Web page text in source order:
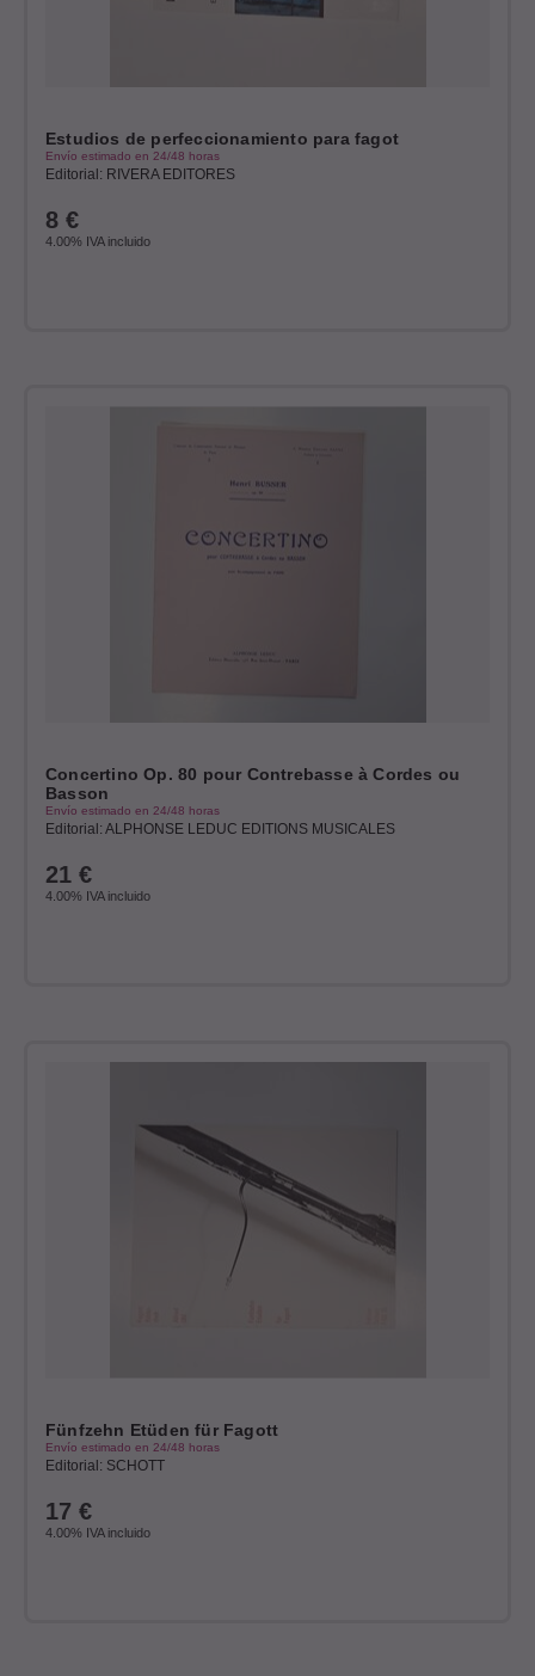
Estudios de perfeccionamiento para fagot
Envío estimado en 24/48 horas
Editorial: RIVERA EDITORES
8 €
4.00% IVA incluido
Concertino Op. 80 pour Contrebasse à Cordes ou
Basson
Envío estimado en 24/48 horas
Editorial: ALPHONSE LEDUC EDITIONS MUSICALES
21 €
4.00% IVA incluido
Fünfzehn Etüden für Fagott
Envío estimado en 24/48 horas
Editorial: SCHOTT
17 €
4.00% IVA incluido